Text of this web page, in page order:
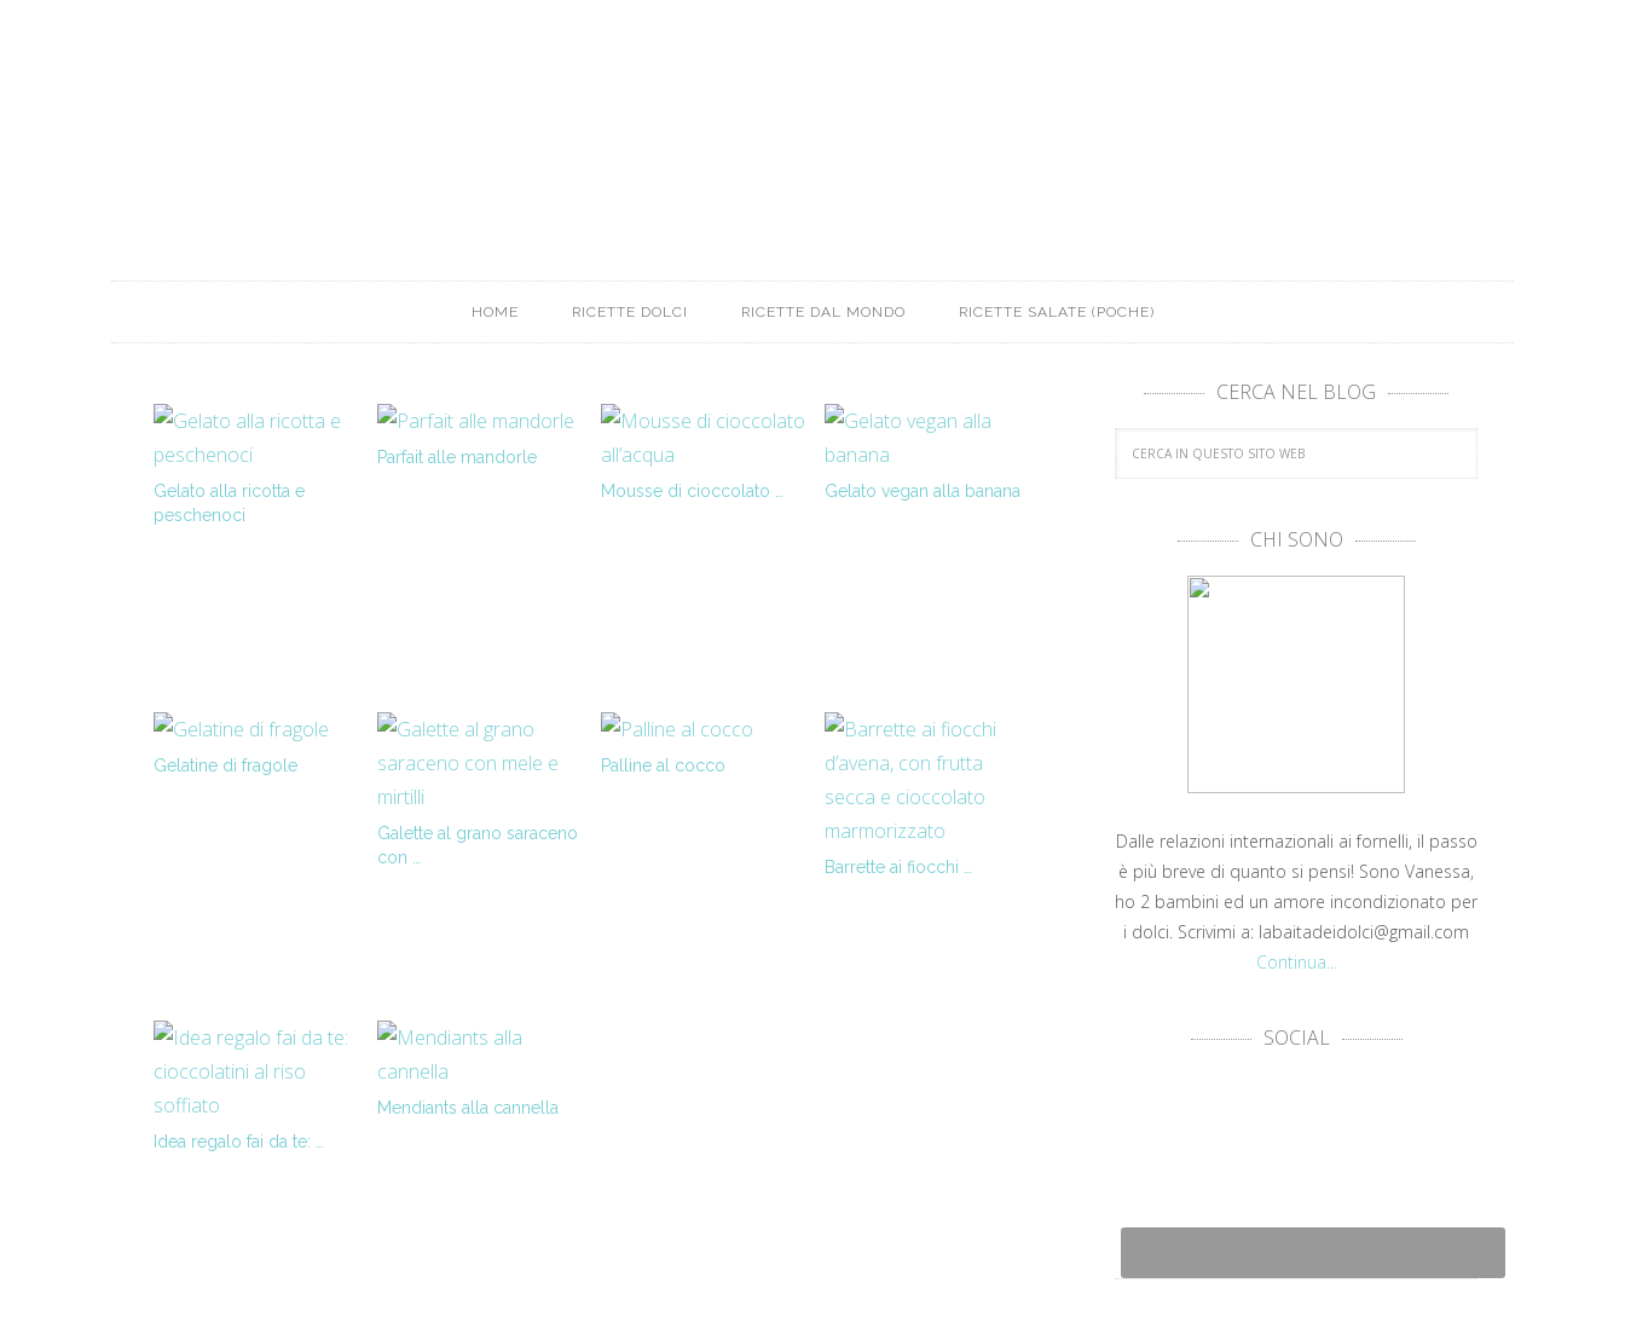
HOME RICETTE DOLCI RICETTE DAL MONDO RICETTE SALATE (POCHE)
Gelato alla ricotta e
peschenoci
Parfait alle mandorle
Mousse di cioccolato …
Gelato vegan alla banana
Gelatine di fragole
Galette al grano saraceno
con …
Palline al cocco
Barrette ai fiocchi …
Idea regalo fai da te: …
Mendiants alla cannella
CERCA NEL BLOG
CHI SONO
Dalle relazioni internazionali ai fornelli, il passo
è più breve di quanto si pensi! Sono Vanessa,
ho 2 bambini ed un amore incondizionato per
i dolci. Scrivimi a: labaitadeidolci@gmail.com
Continua...
SOCIAL